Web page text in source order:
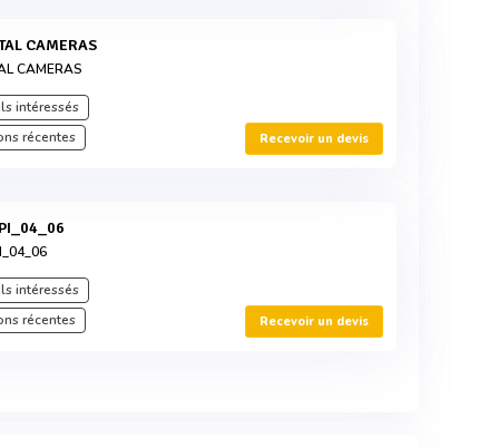
CAMERAS
CAMERAS
intéressés
récentes Recevoir un devis
intéressés
récentes Recevoir un devis